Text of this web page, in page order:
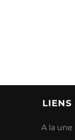
LIENS
A la une